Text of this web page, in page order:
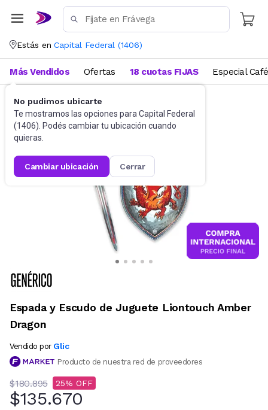
Estás en Capital Federal (1406)
No pudimos ubicarte
Te mostramos las opciones para Capital Federal
(1406). Podés cambiar tu ubicación cuando
quieras.
cambiar ubicación cerrar
Más Vendidos Ofertas 18 cuotas FIJAS Especial Café
Disfraces Accesorios para disfraces
Espada y Escudo de Juguete Liontouch Amber
Dragon
Vendido por Glic
Producto de nuestra red de proveedores
$180.895 25
$135.670